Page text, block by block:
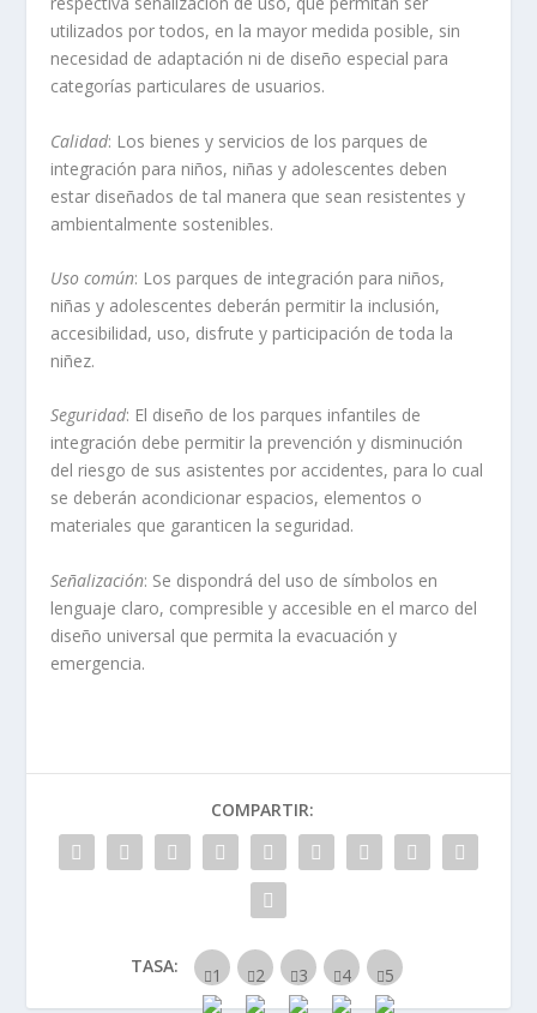
utilizados por todos, en la mayor medida posible, sin
necesidad de adaptación ni de diseño especial para
categorías particulares de usuarios.
Calidad: Los bienes y servicios de los parques de
integración para niños, niñas y adolescentes deben
estar diseñados de tal manera que sean resistentes y
ambientalmente sostenibles.
Uso común: Los parques de integración para niños,
niñas y adolescentes deberán permitir la inclusión,
accesibilidad, uso, disfrute y participación de toda la
niñez.
Seguridad: El diseño de los parques infantiles de
integración debe permitir la prevención y disminución
del riesgo de sus asistentes por accidentes, para lo cual
se deberán acondicionar espacios, elementos o
materiales que garanticen la seguridad.
Señalización: Se dispondrá del uso de símbolos en
lenguaje claro, compresible y accesible en el marco del
diseño universal que permita la evacuación y
emergencia.
COMPARTIR:
TASA: